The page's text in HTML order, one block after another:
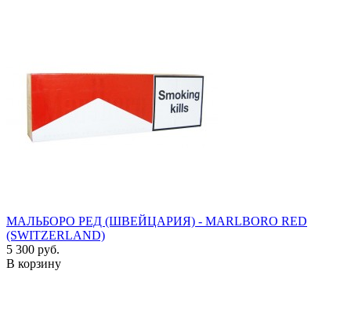
МАЛЬБОРО РЕД (ШВЕЙЦАРИЯ) - MARLBORO RED
(SWITZERLAND)
5 300 руб.
В корзину